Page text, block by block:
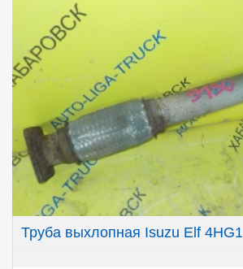
Труба выхлопная Isuzu Elf 4HG1